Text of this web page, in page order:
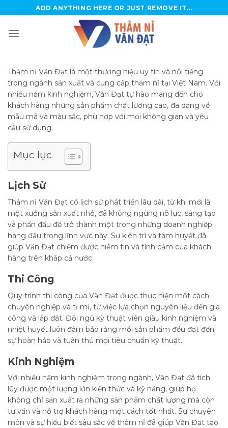
to
content
ADD ANYTHING HERE OR JUST REMOVE IT...
Thảm nỉ Văn Đạt là một thương hiệu uy tín và nổi tiếng
trong ngành sản xuất và cung cấp thảm nỉ tại Việt Nam. Với
nhiều năm kinh nghiệm, Văn Đạt tự hào mang đến cho
khách hàng những sản phẩm chất lượng cao, đa dạng về
mẫu mã và màu sắc, phù hợp với mọi không gian và yêu
cầu sử dụng.
Mục lục
Lịch Sử
Thảm nỉ Văn Đạt có lịch sử phát triển lâu dài, từ khi mới là
một xưởng sản xuất nhỏ, đã không ngừng nỗ lực, sáng tạo
và phấn đấu để trở thành một trong những doanh nghiệp
hàng đầu trong lĩnh vực này. Sự kiên trì và tâm huyết đã
giúp Văn Đạt chiếm được niềm tin và tình cảm của khách
hàng trên khắp cả nước.
Thi Công
Quy trình thi công của Văn Đạt được thực hiện một cách
chuyên nghiệp và tỉ mỉ, từ việc lựa chọn nguyên liệu đến gia
công và lắp đặt. Đội ngũ kỹ thuật viên giàu kinh nghiệm và
nhiệt huyết luôn đảm bảo rằng mỗi sản phẩm đều đạt đến
sự hoàn hảo và tuân thủ mọi tiêu chuẩn kỹ thuật.
Kinh Nghiệm
Với nhiều năm kinh nghiệm trong ngành, Văn Đạt đã tích
lũy được một lượng lớn kiến thức và kỹ năng, giúp họ
không chỉ sản xuất ra những sản phẩm chất lượng mà còn
tư vấn và hỗ trợ khách hàng một cách tốt nhất. Sự chuyên
môn và sự hiểu biết sâu sắc về thảm nỉ đã giúp Văn Đạt tạo